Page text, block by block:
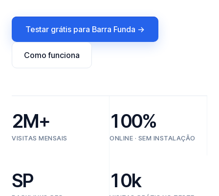
Testar grátis para Barra Funda →
Como funciona
2M+
VISITAS MENSAIS
100%
ONLINE · SEM INSTALAÇÃO
SP 10k